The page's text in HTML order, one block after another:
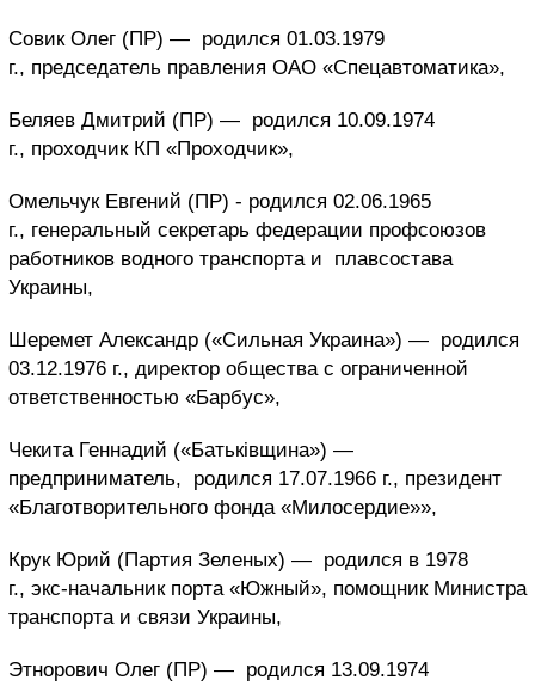
Совик Олег (ПР) — родился 01.03.1979
г., председатель правления ОАО «Спецавтоматика»,
Беляев Дмитрий (ПР) — родился 10.09.1974
г., проходчик КП «Проходчик»,
Омельчук Евгений (ПР) - родился 02.06.1965
г., генеральный секретарь федерации профсоюзов
работников водного транспорта и плавсостава
Украины,
Шеремет Александр («Сильная Украина») — родился
03.12.1976 г., директор общества с ограниченной
ответственностью «Барбус»,
Чекита Геннадий («Батькiвщина») —
предприниматель,
родился 17.07.1966 г., президент
«Благотворительного фонда «Милосердие»»,
Крук Юрий (Партия Зеленых) — родился в 1978
г., экс-начальник порта «Южный», помощник Министра
транспорта и связи Украины,
Этнорович Олег (ПР) — родился 13.09.1974